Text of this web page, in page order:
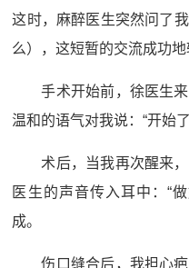
这时，麻醉医生突然问了
么），这短暂的交流成功地
手术开始前，徐医生
温和的语气对我说：“开始
术后，当我再次醒来
医生的声音传入耳中：“
成。
伤口缝合后，我担心